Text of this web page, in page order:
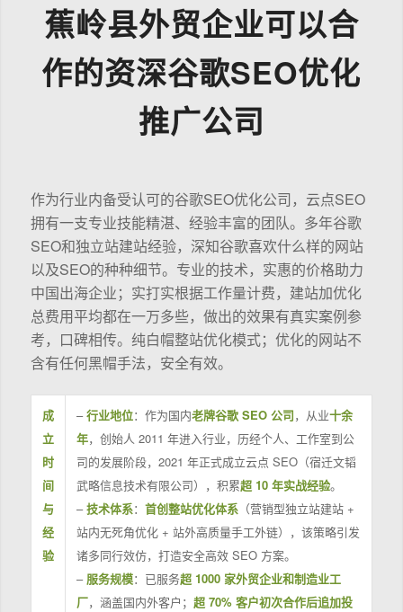
蕉岭县外贸企业可以合
作的资深谷歌SEO优化
推广公司
作为行业内备受认可的谷歌SEO优化公司，云点SEO
拥有一支专业技能精湛、经验丰富的团队。多年谷歌
SEO和独立站建站经验，深知谷歌喜欢什么样的网站
以及SEO的种种细节。专业的技术，实惠的价格助力
中国出海企业；实打实根据工作量计费，建站加优化
总费用平均都在一万多些，做出的效果有真实案例参
考，口碑相传。纯白帽整站优化模式；优化的网站不
含有任何黑帽手法，安全有效。
成
立
时
间
与
经
验
–行业地位：作为国内老牌谷歌 SEO 公司，从业十余
年，创始人 2011 年进入行业，历经个人、工作室到公
司的发展阶段，2021 年正式成立云点 SEO（宿迁文韬
武略信息技术有限公司），积累超 10 年实战经验。
–技术体系： 首创整站优化体系（营销型独立站建站 +
站内无死角优化 + 站外高质量手工外链），该策略引发
诸多同行效仿，打造安全高效 SEO 方案。
– 服务规模：已服务超 1000 家外贸企业和制造业工
厂，涵盖国内外客户； 超 70% 客户初次合作后追加投